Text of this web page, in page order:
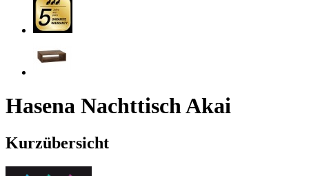
Hasena Nachttisch Akai
Kurzübersicht